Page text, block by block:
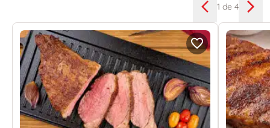
1 de 4